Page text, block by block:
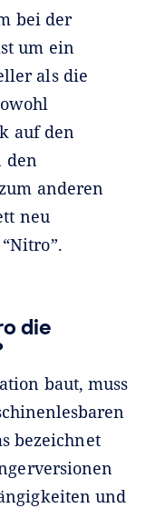
bei der
um ein
als die
auf den
den
anderen
neu
die
baut, muss
bezeichnet
und